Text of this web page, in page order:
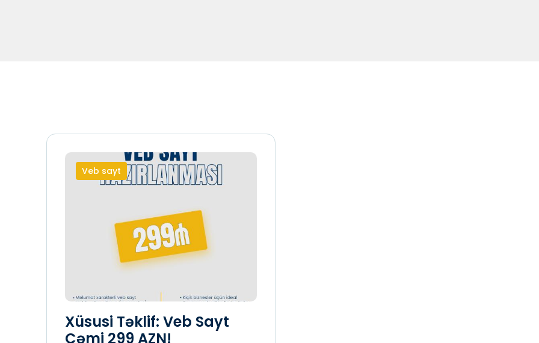
Veb sayt
Xüsusi Təklif: Veb Sayt
Cəmi 299 AZN!